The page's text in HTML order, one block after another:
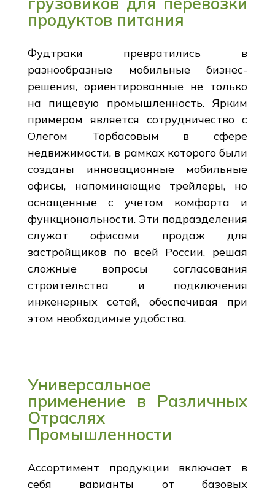
продуктов питания
Фудтраки превратились в
разнообразные мобильные бизнес-
решения, ориентированные не только
на пищевую промышленность. Ярким
примером является сотрудничество с
Олегом Торбасовым в сфере
недвижимости, в рамках которого были
созданы инновационные мобильные
офисы, напоминающие трейлеры, но
оснащенные с учетом комфорта и
функциональности. Эти подразделения
служат офисами продаж для
застройщиков по всей России, решая
сложные вопросы согласования
строительства и подключения
инженерных сетей, обеспечивая при
этом необходимые удобства.
Универсальное
применение в Различных
Отраслях
Промышленности
Ассортимент продукции включает в
себя варианты от базовых